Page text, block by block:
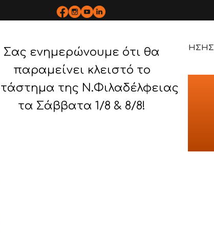
Σας ενημερώνουμε ότι θα
παραμείνει κλειστό το
της Ν.Φιλαδέλφειας
τα Σάββατα 1/8 & 8/8!
BOPLANΥΠΗΡΕΣΙΕΣ ΕΡΓΑ ΤΡΟΠΟΣ ΧΡΗΣΗΣ
ΕΡΓΑ
ΕΡΓΑ